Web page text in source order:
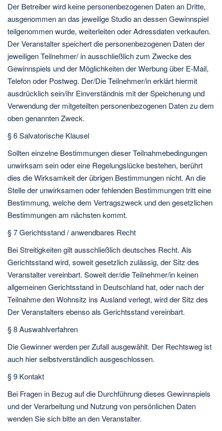
Der Betreiber wird keine personenbezogenen Daten an Dritte,
ausgenommen an das jeweilige Studio an dessen Gewinnspiel
teilgenommen wurde, weiterleiten oder Adressdaten verkaufen.
Der Veranstalter speichert die personenbezogenen Daten der
jeweiligen Teilnehmer/ in ausschließlich zum Zwecke des
Gewinnspiels und der Möglichkeiten der Werbung über E-Mail,
Telefon oder Postweg. Der/Die Teilnehmer/in erklärt hiermit
ausdrücklich sein/ihr Einverständnis mit der Speicherung und
Verwendung der mitgeteilten personenbezogenen Daten zu dem
oben genannten Zweck.
§ 6 Salvatorische Klausel
Sollten einzelne Bestimmungen dieser Teilnahmebedingungen
unwirksam sein oder eine Regelungslücke bestehen, berührt
dies die Wirksamkeit der übrigen Bestimmungen nicht. An die
Stelle der unwirksamen oder fehlenden Bestimmungen tritt eine
Bestimmung, welche dem Vertragszweck und den gesetzlichen
Bestimmungen am nächsten kommt.
§ 7 Gerichtsstand / anwendbares Recht
Bei Streitigkeiten gilt ausschließlich deutsches Recht. Als
Gerichtsstand wird, soweit gesetzlich zulässig, der Sitz des
Veranstalter vereinbart. Soweit der/die Teilnehmer/in keinen
allgemeinen Gerichtsstand in Deutschland hat, oder nach der
Teilnahme den Wohnsitz ins Ausland verlegt, wird der Sitz des
Der Veranstalters ebenso als Gerichtsstand vereinbart.
§ 8 Auswahlverfahren
Die Gewinner werden per Zufall ausgewählt. Der Rechtsweg ist
auch hier selbstverständlich ausgeschlossen.
§ 9 Kontakt
Bei Fragen in Bezug auf die Durchführung dieses Gewinnspiels
und der Verarbeitung und Nutzung von persönlichen Daten
wenden Sie sich bitte an den Veranstalter.